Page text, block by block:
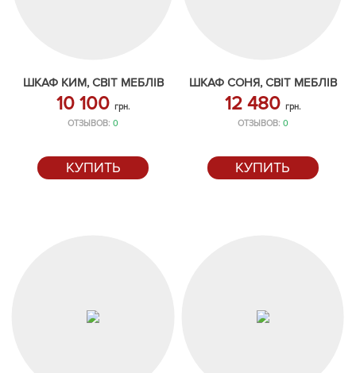
ШКАФ КИМ, СВІТ МЕБЛІВ
10 100 грн.
ОТЗЫВОВ:0
КУПИТЬ
ШКАФ СОНЯ, СВІТ МЕБЛІВ
12 480 грн.
ОТЗЫВОВ: 0
КУПИТЬ